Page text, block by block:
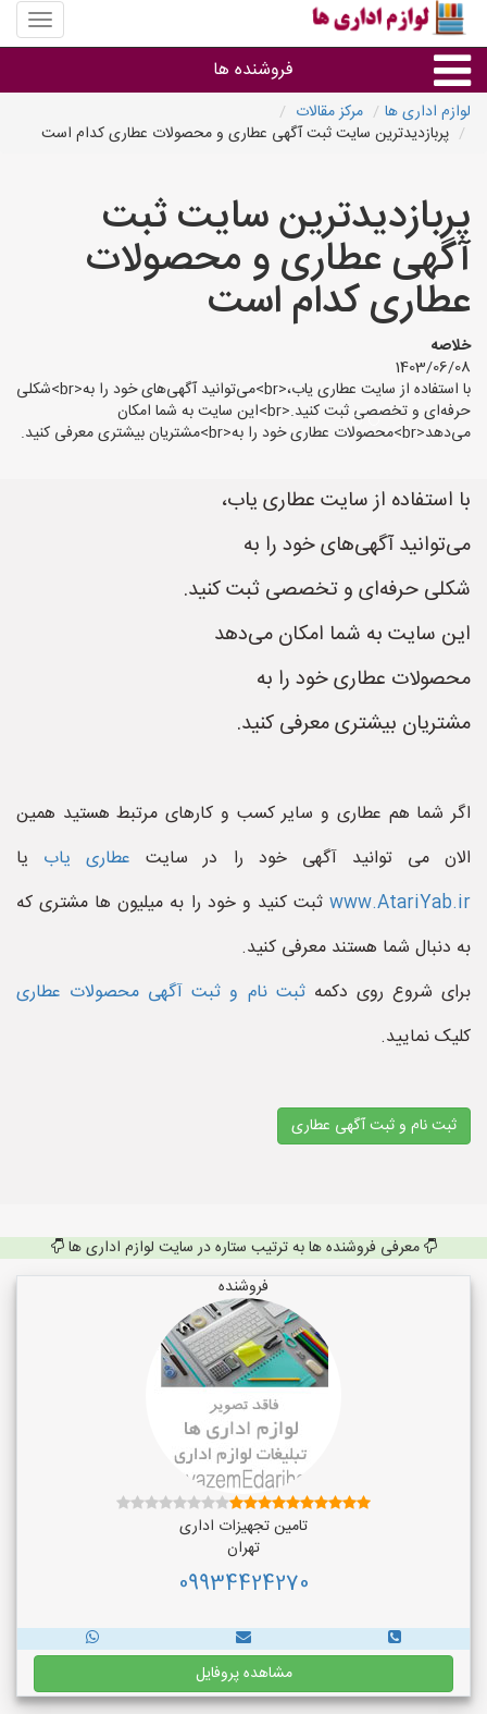
منوی
سایت
اداری
فروشنده ها
گروه ها
استان ها
لوازم اداری ها
مرکز مقالات
پربازدیدترین سایت ثبت آگهی عطاری و محصولات عطاری کدام است
پربازدیدترین سایت ثبت
آگهی عطاری و محصولات
عطاری کدام است
خلاصه
1403/06/08
با استفاده از سایت عطاری یاب،<br>می‌توانید آگهی‌های خود را به<br>شکلی
حرفه‌ای و تخصصی ثبت کنید.<br>این سایت به شما امکان
می‌دهد<br>محصولات عطاری خود را به<br>مشتریان بیشتری معرفی کنید.
با استفاده از سایت عطاری یاب،
می‌توانید آگهی‌های خود را به
شکلی حرفه‌ای و تخصصی ثبت کنید.
این سایت به شما امکان می‌دهد
محصولات عطاری خود را به
مشتریان بیشتری معرفی کنید.
اگر شما هم عطاری و سایر کسب و کارهای مرتبط هستید همین
الان می توانید آگهی خود را در سایت عطاری یاب یا
www.AtariYab.ir ثبت کنید و خود را به میلیون ها مشتری که
به دنبال شما هستند معرفی کنید.
برای شروع روی دکمهثبت نام و ثبت آگهی محصولات عطاری
کلیک نمایید.
ثبت نام و ثبت آگهی عطاری
معرفی فروشنده ها به ترتیب ستاره در سایت لوازم اداری ها
فروشنده
تامین تجهیزات اداری
تهران
09934424270
مشاهده پروفایل